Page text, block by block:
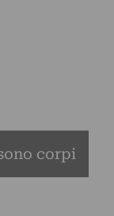
corpi